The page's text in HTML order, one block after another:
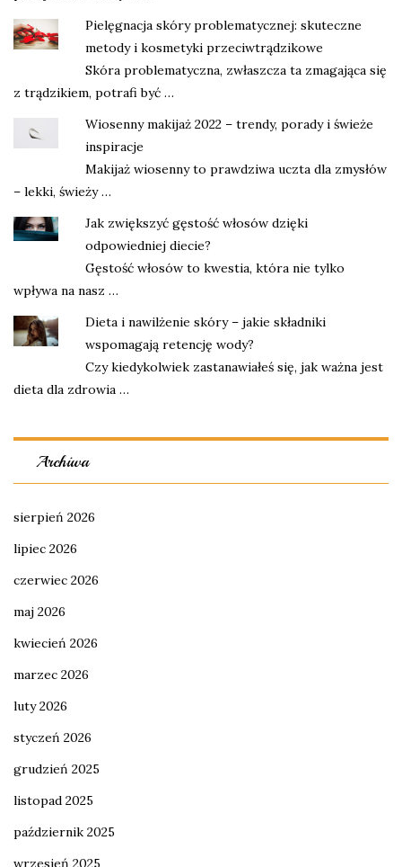
Pielęgnacja skóry problematycznej: skuteczne
metody i kosmetyki przeciwtrądzikowe
Skóra problematyczna, zwłaszcza ta zmagająca się
z trądzikiem, potrafi być …
Wiosenny makijaż 2022 – trendy, porady i świeże
inspiracje
Makijaż wiosenny to prawdziwa uczta dla zmysłów
– lekki, świeży …
Jak zwiększyć gęstość włosów dzięki
odpowiedniej diecie?
Gęstość włosów to kwestia, która nie tylko
wpływa na nasz …
Dieta i nawilżenie skóry – jakie składniki
wspomagają retencję wody?
Czy kiedykolwiek zastanawiałeś się, jak ważna jest
dieta dla zdrowia …
Archiwa
sierpień 2026
lipiec 2026
czerwiec 2026
maj 2026
kwiecień 2026
marzec 2026
luty 2026
styczeń 2026
grudzień 2025
listopad 2025
październik 2025
wrzesień 2025